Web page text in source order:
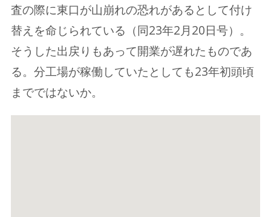
査の際に東口が山崩れの恐れがあるとして付け
替えを命じられている（同23年2月20日号）。
そうした出戻りもあって開業が遅れたものであ
る。分工場が稼働していたとしても23年初頭頃
までではないか。